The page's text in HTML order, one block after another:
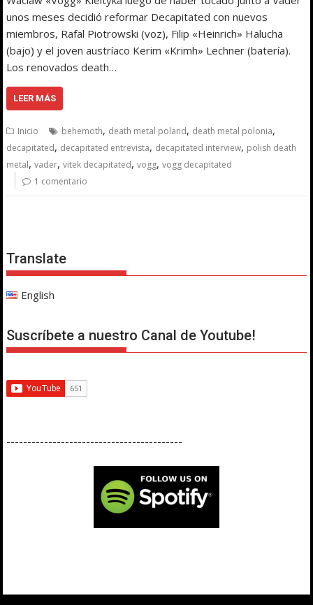
unos meses decidió reformar Decapitated con nuevos
miembros, Rafal Piotrowski (voz), Filip «Heinrich» Halucha
(bajo) y el joven austríaco Kerim «Krimh» Lechner (batería).
Los renovados death…
LEER MÁS
Inicio behemoth, death metal poland, death metal polonia,
decapitated, decapitated entrevista, decapitated interview, polish death
metal,vader,vitek decapitated,vogg,vogg decapitated
1 comentario
Translate
English
Suscríbete a nuestro Canal de Youtube!
------------------------------------------